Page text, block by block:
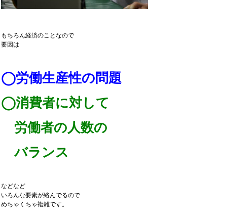
もちろん経済のことなので
要因は
◯労働生産性の問題
◯消費者に対して
労働者の人数の
バランス
などなど
いろんな要素が絡んでるので
めちゃくちゃ複雑です。